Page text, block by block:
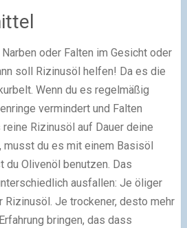
oder Falten im Gesicht oder
soll Rizinusöl helfen! Da es die
Wenn du es regelmäßig
vermindert und Falten
Rizinusöl auf Dauer deine
musst du es mit einem Basisöl
du Olivenöl benutzen. Das
ausfallen: Je öliger
Rizinusöl. Je trockener, desto mehr
bringen, das dass